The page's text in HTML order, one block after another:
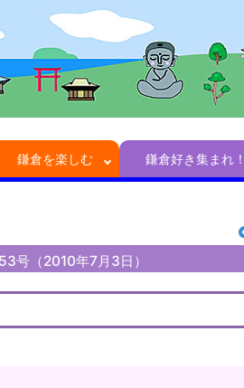
鎌倉を楽しむ 鎌倉好き集まれ！
号（2010年7月3日）